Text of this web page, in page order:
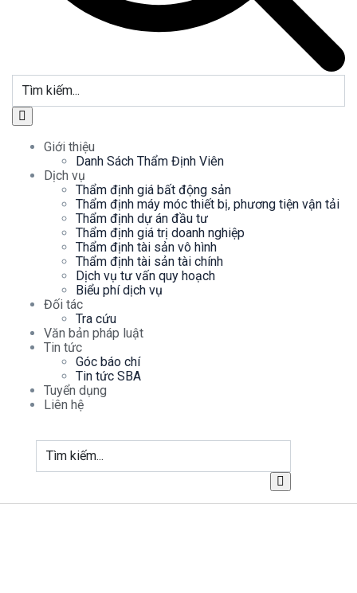
Giới thiệu
Danh Sách Thẩm Định Viên
Dịch vụ
Thẩm định giá bất động sản
Thẩm định máy móc thiết bị, phương tiện vận tải
Thẩm định dự án đầu tư
Thẩm định giá trị doanh nghiệp
Thẩm định tài sản vô hình
Thẩm định tài sản tài chính
Dịch vụ tư vấn quy hoạch
Biểu phí dịch vụ
Đối tác
Tra cứu
Văn bản pháp luật
Tin tức
Góc báo chí
Tin tức SBA
Tuyển dụng
Liên hệ